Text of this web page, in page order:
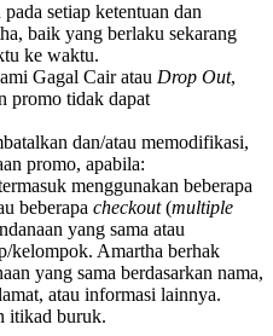
setiap ketentuan dan
baik yang berlaku sekarang
ke waktu.
Gagal Cair atau Drop Out,
promo tidak dapat
dan/atau memodifikasi,
promo, apabila:
menggunakan beberapa
beberapa checkout(multiple
yang sama atau
kelompok. Amartha berhak
yang sama berdasarkan nama,
atau informasi lainnya.
itikad buruk.